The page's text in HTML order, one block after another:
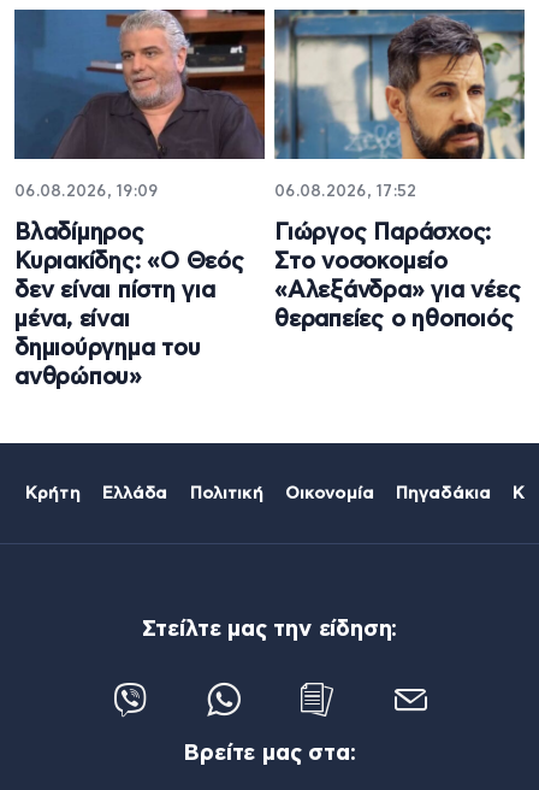
06.08.2026, 19:09
Βλαδίμηρος
Κυριακίδης: «Ο Θεός
δεν είναι πίστη για
μένα, είναι
δημιούργημα του
ανθρώπου»
06.08.2026, 17:52
Γιώργος Παράσχος:
Στο νοσοκομείο
«Αλεξάνδρα» για νέες
θεραπείες ο ηθοποιός
Κρήτη Ελλάδα Πολιτική Οικονομία Πηγαδάκια
Στείλτε μας την είδηση:
Βρείτε μας στα: